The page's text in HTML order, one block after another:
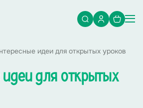
идеи для открытых уроков
для открытых